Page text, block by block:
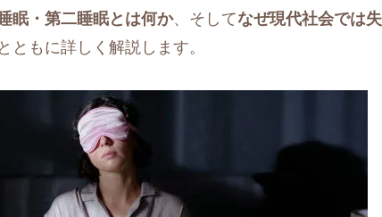
眠・第二睡眠とは何か、そしてなぜ現代社会では
ともに詳しく解説します。